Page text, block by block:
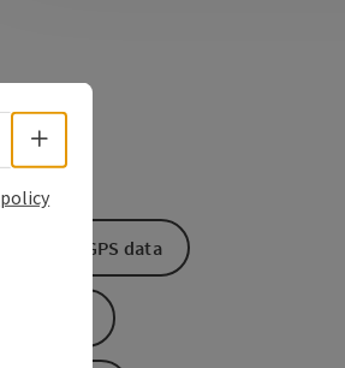
Download GPS data
Select language - Open menu